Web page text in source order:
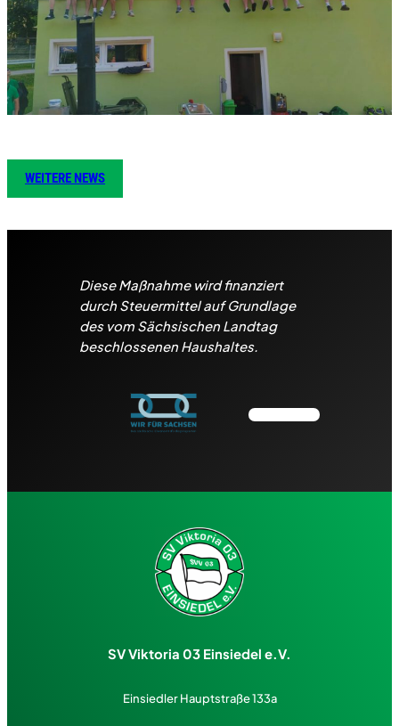
WEITERE NEWS
Diese Maßnahme wird finanziert
durch Steuermittel auf Grundlage
des vom Sächsischen Landtag
beschlossenen Haushaltes.
SV Viktoria 03 Einsiedel e.V.
Einsiedler Hauptstraße 133a